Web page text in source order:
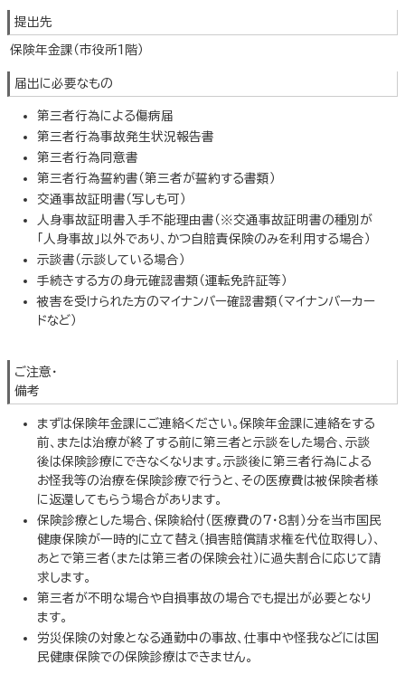
提出先
保険年金課（市役所1階）
届出に必要なもの
第三者行為による傷病届
第三者行為事故発生状況報告書
第三者行為同意書
第三者行為誓約書（第三者が誓約する書類）
交通事故証明書（写しも可）
人身事故証明書入手不能理由書（※交通事故証明書の種別が
「人身事故」以外であり、かつ自賠責保険のみを利用する場合）
示談書（示談している場合）
手続きする方の身元確認書類（運転免許証等）
被害を受けられた方のマイナンバー確認書類（マイナンバーカー
ドなど）
ご注意・
備考
まずは保険年金課にご連絡ください。保険年金課に連絡をする
前、または治療が終了する前に第三者と示談をした場合、示談
後は保険診療にできなくなります。示談後に第三者行為による
お怪我等の治療を保険診療で行うと、その医療費は被保険者様
に返還してもらう場合があります。
保険診療とした場合、保険給付（医療費の7・8割）分を当市国民
健康保険が一時的に立て替え（損害賠償請求権を代位取得し）、
あとで第三者（または第三者の保険会社）に過失割合に応じて請
求します。
第三者が不明な場合や自損事故の場合でも提出が必要となり
ます。
労災保険の対象となる通勤中の事故、仕事中や怪我などには国
民健康保険での保険診療はできません。